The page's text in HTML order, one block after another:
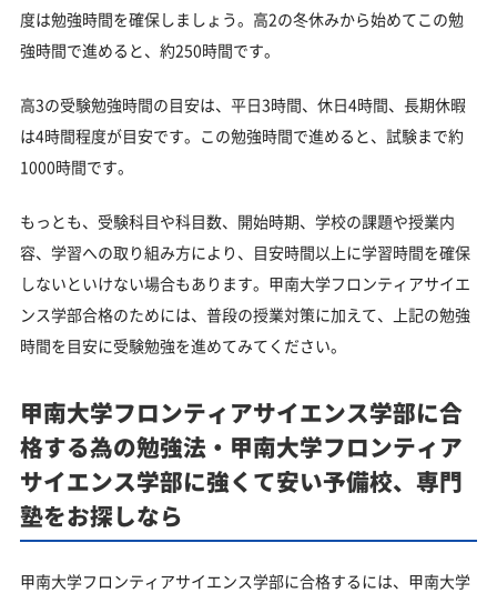
度は勉強時間を確保しましょう。高2の冬休みから始めてこの勉
強時間で進めると、約250時間です。
高3の受験勉強時間の目安は、平日3時間、休日4時間、長期休暇
は4時間程度が目安です。この勉強時間で進めると、試験まで約
1000時間です。
もっとも、受験科目や科目数、開始時期、学校の課題や授業内
容、学習への取り組み方により、目安時間以上に学習時間を確保
しないといけない場合もあります。甲南大学フロンティアサイエ
ンス学部合格のためには、普段の授業対策に加えて、上記の勉強
時間を目安に受験勉強を進めてみてください。
甲南大学フロンティアサイエンス学部に合
格する為の勉強法・甲南大学フロンティア
サイエンス学部に強くて安い予備校、専門
塾をお探しなら
甲南大学フロンティアサイエンス学部に合格するには、甲南大学